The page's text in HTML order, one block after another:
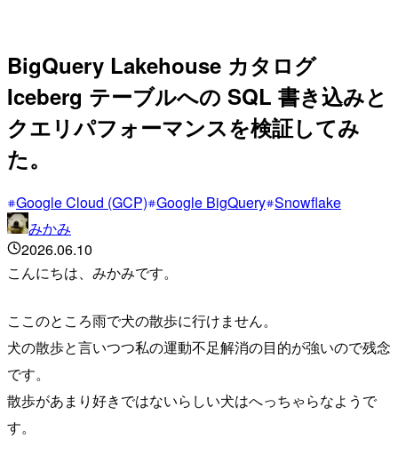
BigQuery Lakehouse カタログ
Iceberg テーブルへの SQL 書き込みと
クエリパフォーマンスを検証してみ
た。
Google Cloud (GCP) Google BigQuery Snowflake
みかみ
2026.06.10
こんにちは、みかみです。
ここのところ雨で犬の散歩に行けません。
犬の散歩と言いつつ私の運動不足解消の目的が強いので残念
です。
散歩があまり好きではないらしい犬はへっちゃらなようで
す。